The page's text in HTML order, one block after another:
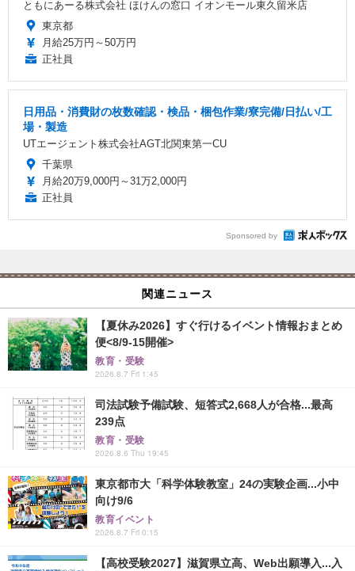
ともにあーる株式会社 ほけんの窓口 イオンモール東久留米店
東京都
月給25万円～50万円
正社員
日用品・消費財の枚数確認・検品・梱包作業/寮完備/日払い/工
場・製造
UTエージェント株式会社AGT北関東第一CU
千葉県
月給20万9,000円～31万2,000円
正社員
Sponsored by
関連ニュース
【夏休み2026】すぐ行けるイベント情報おまとめ
便<8/9-15開催>
教育・受験
2026.8.7 Fri 1:45
司法試験予備試験、短答式2,668人が合格...最高
239点
教育・受験
2026.8.6 Thu 19:45
東京都市大「科学体験教室」24の実験企画...小中
向け9/6
教育イベント
2026.8.7 Fri 0:15
【高校受験2027】滋賀県立高、Web出願導入...入